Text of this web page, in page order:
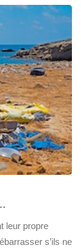
leur propre
s’ils ne